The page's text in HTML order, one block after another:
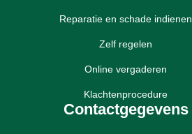
Reparatie en schade indienen
Zelf regelen
Online vergaderen
Klachtenprocedure
Contactgegevens